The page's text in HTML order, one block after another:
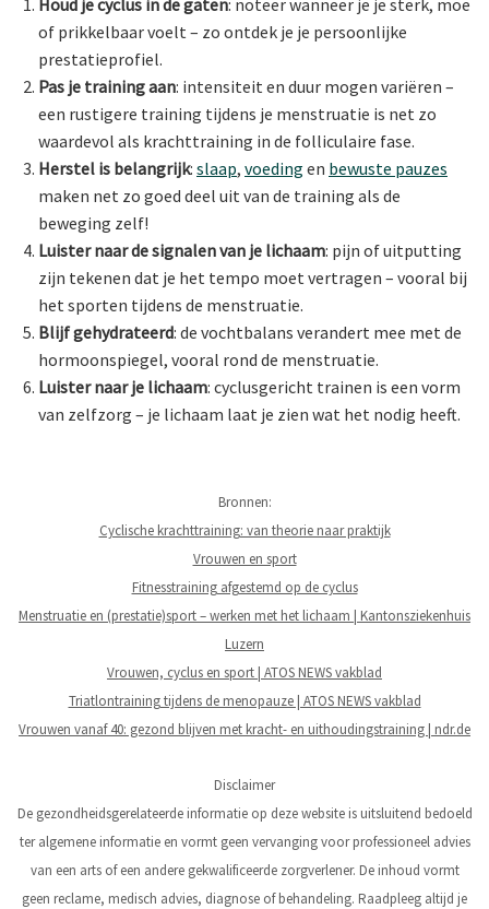
of prikkelbaar voelt – zo ontdek je je persoonlijke
prestatieprofiel.
Pas je training aan: intensiteit en duur mogen variëren –
een rustigere training tijdens je menstruatie is net zo
waardevol als krachttraining in de folliculaire fase.
Herstel is belangrijk: slaap, voeding en bewuste pauzes
maken net zo goed deel uit van de training als de
beweging zelf!
Luister naar de signalen van je lichaam: pijn of uitputting
zijn tekenen dat je het tempo moet vertragen – vooral bij
het sporten tijdens de menstruatie.
Blijf gehydrateerd: de vochtbalans verandert mee met de
hormoonspiegel, vooral rond de menstruatie.
Luister naar je lichaam: cyclusgericht trainen is een vorm
van zelfzorg – je lichaam laat je zien wat het nodig heeft.
Bronnen:
Cyclische krachttraining: van theorie naar praktijk
Vrouwen en sport
Fitnesstraining afgestemd op de cyclus
Menstruatie en (prestatie)sport – werken met het lichaam | Kantonsziekenhuis
Luzern
Vrouwen, cyclus en sport | ATOS NEWS vakblad
Triatlontraining tijdens de menopauze | ATOS NEWS vakblad
Vrouwen vanaf 40: gezond blijven met kracht- en uithoudingstraining | ndr.de
Disclaimer
De gezondheidsgerelateerde informatie op deze website is uitsluitend bedoeld
ter algemene informatie en vormt geen vervanging voor professioneel advies
van een arts of een andere gekwalificeerde zorgverlener. De inhoud vormt
geen reclame, medisch advies, diagnose of behandeling. Raadpleeg altijd je